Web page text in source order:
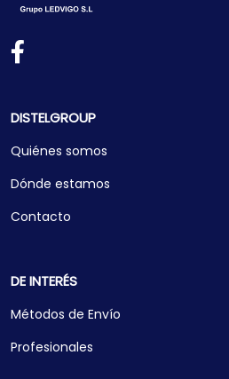
DISTELGROUP
Quiénes somos
Dónde estamos
Contacto
DE INTERÉS
Métodos de Envío
Profesionales